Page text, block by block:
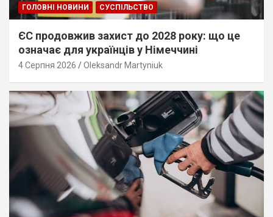
ГОЛОВНІ НОВИНИ СУСПІЛЬСТВО
ЄС продовжив захист до 2028 року: що це
означає для українців у Німеччині
4 Серпня 2026 Oleksandr Martyniuk